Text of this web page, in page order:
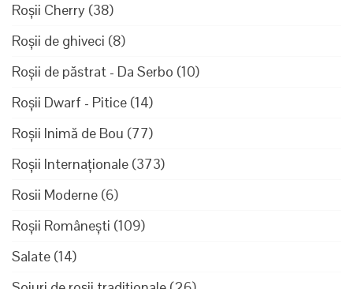
Roșii Cherry (38)
Roșii de ghiveci (8)
Roșii de păstrat - Da Serbo (10)
Roșii Dwarf - Pitice (14)
Roșii Inimă de Bou (77)
Roșii Internaționale (373)
Rosii Moderne (6)
Roșii Românești (109)
Salate (14)